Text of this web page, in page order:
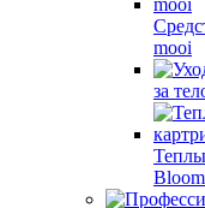
mooi
за